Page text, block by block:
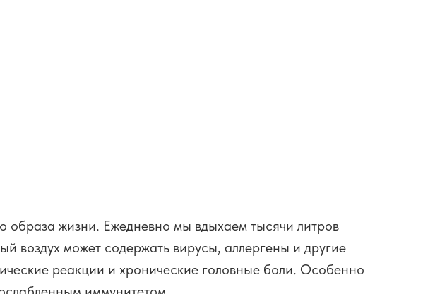
образа жизни. Ежедневно мы вдыхаем тысячи литров
воздух может содержать вирусы, аллергены и другие
реакции и хронические головные боли. Особенно